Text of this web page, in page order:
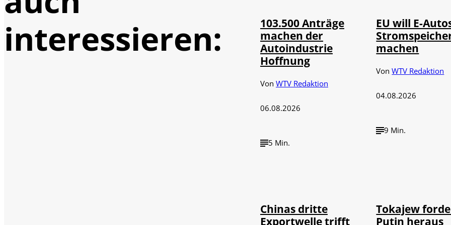
interessieren:
103.500 Anträge
machen der
Autoindustrie
Hoffnung
Von WTV Redaktion
06.08.2026
5 Min.
EU will E-
machen
VonWTV Redaktion
04.08.2026
9 Min.
Chinas dritte
Exportwelle trifft
Tokajew
Putin heraus